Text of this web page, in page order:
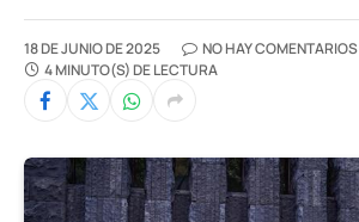
18 DE JUNIO DE 2025
NO HAY COMENTARIOS
4 MINUTO(S) DE LECTURA